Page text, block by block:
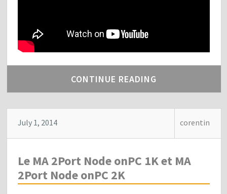
CONTINUE READING
July 1, 2014 corentin
Le MA 2Port Node onPC 1K et MA
2Port Node onPC 2K